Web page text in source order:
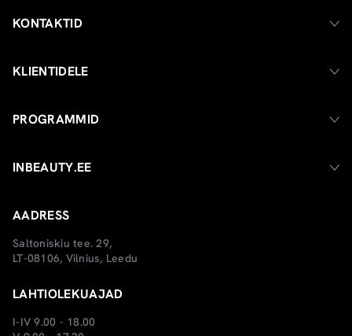
KONTAKTID
KLIENTIDELE
PROGRAMMID
INBEAUTY.EE
AADRESS
Saltoniskiu tee. 29,
LT-08106, Vilnius, Leedu
LAHTIOLEKUAJAD
I-IV 9.00 - 18.00